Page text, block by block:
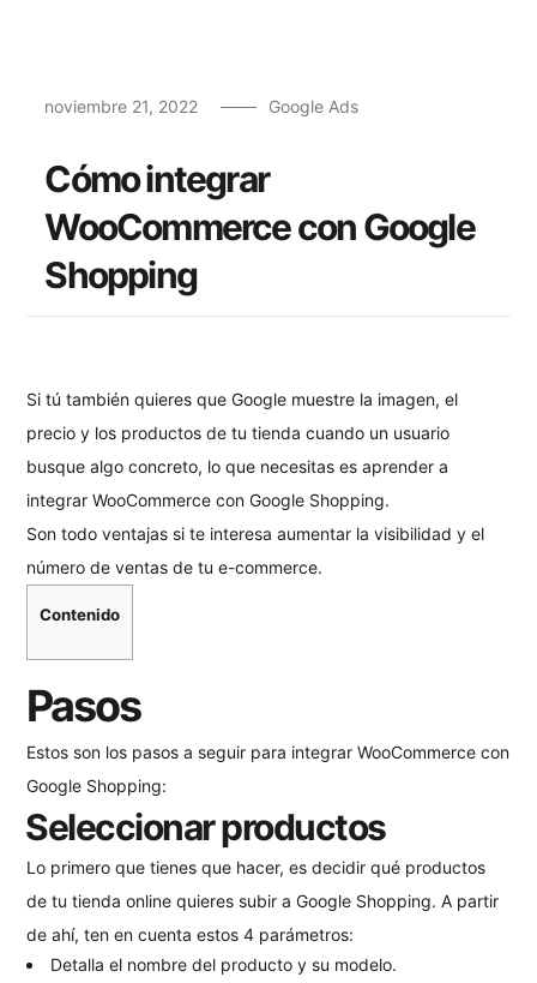
noviembre 21, 2022 Google Ads
Cómo integrar
WooCommerce con Google
Shopping
Si tú también quieres que Google muestre la imagen, el
precio y los productos de tu tienda cuando un usuario
busque algo concreto, lo que necesitas es aprender a
integrar WooCommerce con Google Shopping.
Son todo ventajas si te interesa aumentar la visibilidad y el
número de ventas de tu e-commerce.
Contenido
Pasos
Estos son los pasos a seguir para integrar WooCommerce con
Google Shopping:
Seleccionar productos
Lo primero que tienes que hacer, es decidir qué productos
de tu tienda online quieres subir a Google Shopping. A partir
de ahí, ten en cuenta estos 4 parámetros:
Detalla el nombre del producto y su modelo.